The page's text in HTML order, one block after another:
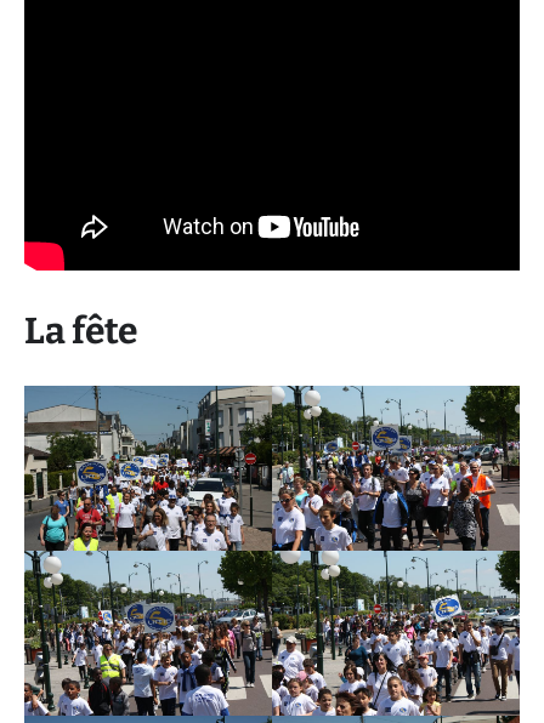
La fête